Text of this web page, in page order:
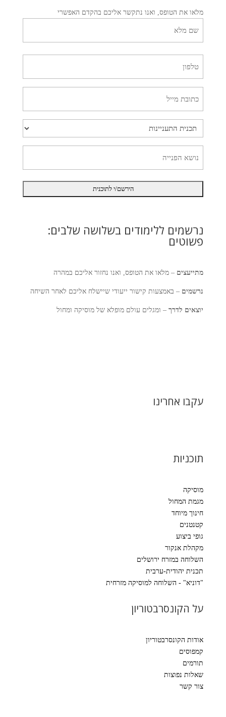
מלאו את הטופס, ואנו נתקשר אליכם בהקדם האפשרי
מלא
(חובה)
מייל
תכנית
התעניינות
(חובה)
הפנייה
:נרשמים ללימודים בשלושה שלבים
פשוטים
מתייעצים – מלאו את הטופס, ואנו נחזור אליכם במהרה
נרשמים – באמצעות קישור ייעודי שיישלח אליכם לאחר השיחה
יוצאים לדרך – ומגלים עולם מופלא של מוסיקה ומחול
עקבו אחרינו
תוכניות
מוסיקה
מגמת המחול
חינוך מיוחד
קטנטנים
גופי ביצוע
מקהלת אנקור
השלוחה במזרח ירושלים
תכנית יהודית-ערבית
"דוניא" - השלוחה למוסיקה מזרחית
על הקונסרבטוריון
אודות הקונסרבטוריון
קמפוסים
תורמים
שאלות נפוצות
צור קשר